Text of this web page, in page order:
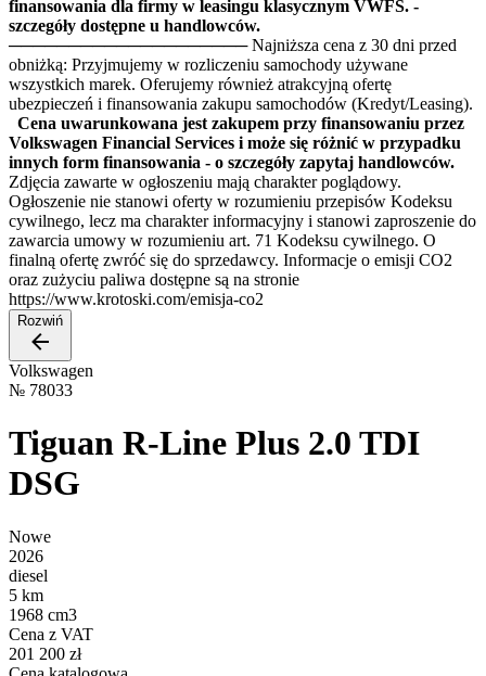
finansowania dla firmy w leasingu klasycznym VWFS. -
szczegóły dostępne u handlowców.
──────────────────── Najniższa cena z 30 dni przed
obniżką: Przyjmujemy w rozliczeniu samochody używane
wszystkich marek. Oferujemy również atrakcyjną ofertę
ubezpieczeń i finansowania zakupu samochodów (Kredyt/Leasing).
Cena uwarunkowana jest zakupem przy finansowaniu przez
Volkswagen Financial Services i może się różnić w przypadku
innych form finansowania - o szczegóły zapytaj handlowców.
Zdjęcia zawarte w ogłoszeniu mają charakter poglądowy.
Ogłoszenie nie stanowi oferty w rozumieniu przepisów Kodeksu
cywilnego, lecz ma charakter informacyjny i stanowi zaproszenie do
zawarcia umowy w rozumieniu art. 71 Kodeksu cywilnego. O
finalną ofertę zwróć się do sprzedawcy. Informacje o emisji CO2
oraz zużyciu paliwa dostępne są na stronie
https://www.krotoski.com/emisja-co2
Rozwiń
Volkswagen
№ 78033
Tiguan R-Line Plus 2.0 TDI
DSG
Nowe
2026
diesel
5 km
1968 cm3
Cena z VAT
201 200 zł